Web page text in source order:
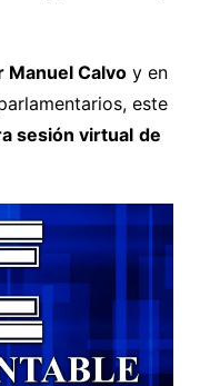
Manuel Calvoy en
este
sesión virtual de